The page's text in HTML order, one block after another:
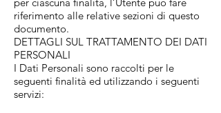
riferimento alle relative sezioni di questo
documento.
DETTAGLI SUL TRATTAMENTO DEI DATI
PERSONALI
I Dati Personali sono raccolti per le
seguenti finalità ed utilizzando i seguenti
servizi: